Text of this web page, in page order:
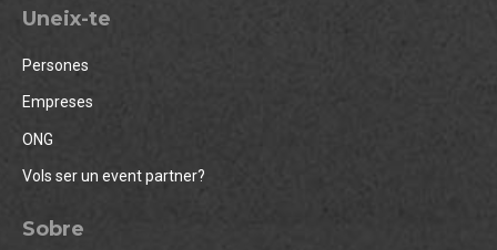
Uneix-te
Persones
Empreses
ONG
Vols ser un event partner?
Sobre